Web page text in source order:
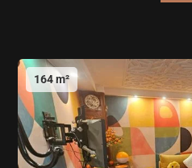
164 m²